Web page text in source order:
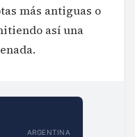
más antiguas o
así una
ARGENTINA